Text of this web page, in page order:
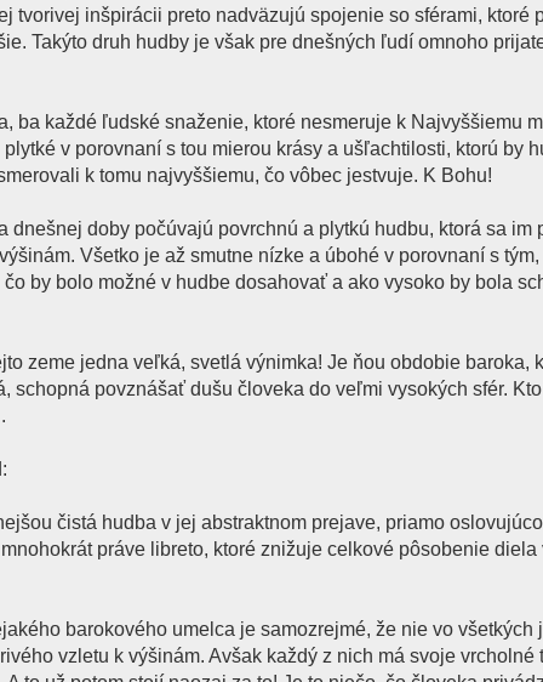
tvorivej inšpirácii preto nadväzujú spojenie so sférami, ktoré
Takýto druh hudby je však pre dnešných ľudí omnoho
ba každé ľudské snaženie, ktoré nesmeruje k Najvyššiemu
v porovnaní s tou mierou krásy a ušľachtilosti, ktorú by
k tomu najvyššiemu, čo vôbec jestvuje. K Bohu!
dnešnej doby počúvajú povrchnú a plytkú hudbu, ktorá sa im
Všetko je až smutne nízke a úbohé v porovnaní s
by bolo možné v hudbe dosahovať a ako vysoko by bola
zeme jedna veľká, svetlá výnimka! Je ňou obdobie baroka,
schopná povznášať dušu človeka do veľmi vysokých sfér.
čistá hudba v jej abstraktnom prejave, priamo
práve libreto, ktoré znižuje celkové pôsobenie diela
barokového umelca je samozrejmé, že nie vo všetkých
vzletu k výšinám. Avšak každý z nich má svoje vrcholné